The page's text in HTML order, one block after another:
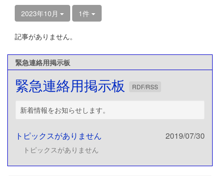
2023年10月 1件
記事がありません。
緊急連絡用掲示板
緊急連絡用掲示板 RDF/RSS
新着情報をお知らせします。
トピックスがありません 2019/07/30
トピックスがありません